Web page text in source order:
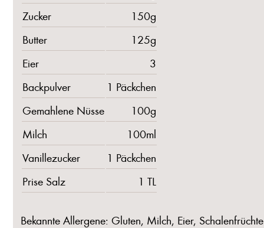
Zucker
150g
Butter
125g
Eier
3
Backpulver
1 Päckchen
Gemahlene Nüsse
100g
Milch
100ml
Vanillezucker
1 Päckchen
Prise Salz
1 TL
Bekannte Allergene: Gluten, Milch, Eier, Schalenfrüchte